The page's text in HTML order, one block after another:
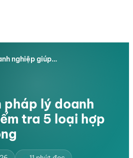
nghiệp giúp…
pháp lý doanh
tra 5 loại hợp